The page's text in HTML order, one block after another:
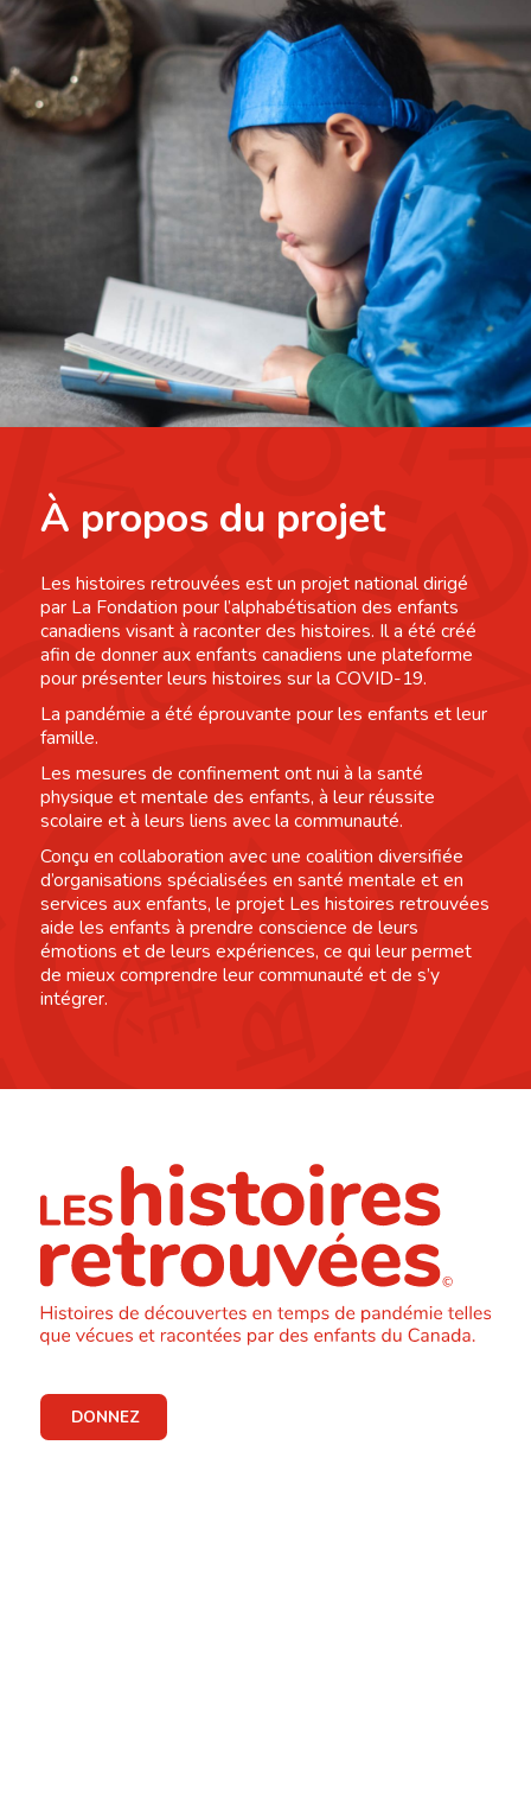
À propos du projet
Les histoires retrouvées est un projet national dirigé
par La Fondation pour l’alphabétisation des enfants
canadiens visant à raconter des histoires. Il a été créé
afin de donner aux enfants canadiens une plateforme
pour présenter leurs histoires sur la COVID-19.
La pandémie a été éprouvante pour les enfants et leur
famille.
Les mesures de confinement ont nui à la santé
physique et mentale des enfants, à leur réussite
scolaire et à leurs liens avec la communauté.
Conçu en collaboration avec une coalition diversifiée
d’organisations spécialisées en santé mentale et en
services aux enfants, le projet Les histoires retrouvées
aide les enfants à prendre conscience de leurs
émotions et de leurs expériences, ce qui leur permet
de mieux comprendre leur communauté et de s’y
intégrer.
DONNEZ